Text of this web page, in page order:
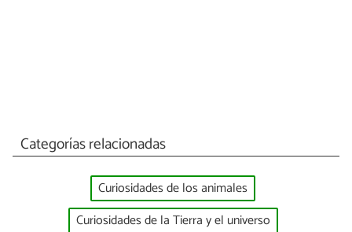
Categorías relacionadas
Curiosidades de los animales
Curiosidades de la Tierra y el universo